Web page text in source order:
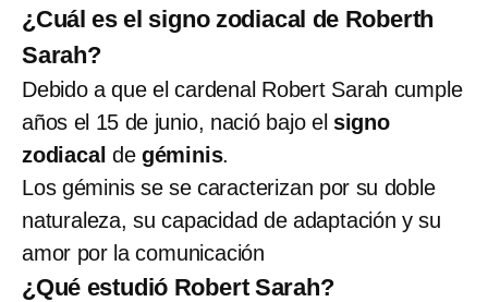
¿Cuál es el signo zodiacal de Roberth
Sarah?
Debido a que el cardenal Robert Sarah cumple
años el 15 de junio, nació bajo el signo
zodiacal de géminis.
Los géminis se se caracterizan por su doble
naturaleza, su capacidad de adaptación y su
amor por la comunicación
¿Qué estudió Robert Sarah?